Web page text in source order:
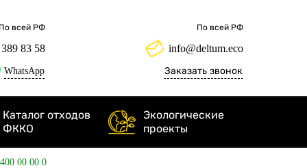
По всей РФ
83 58
WhatsApp
По всей РФ
info@deltum.eco
Заказать звонок
Каталог отходов
ФККО
Экологические
проекты
00 00 0